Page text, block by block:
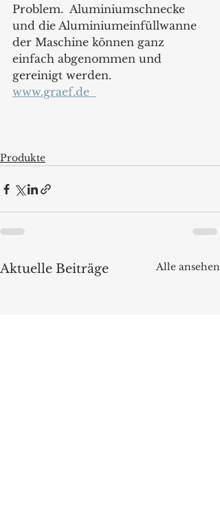
Problem.  Aluminiumschnecke
und die Aluminiumeinfüllwanne
der Maschine können ganz
einfach abgenommen und
gereinigt werden.
www.graef.de
Produkte
Aktuelle Beiträge Alle ansehen